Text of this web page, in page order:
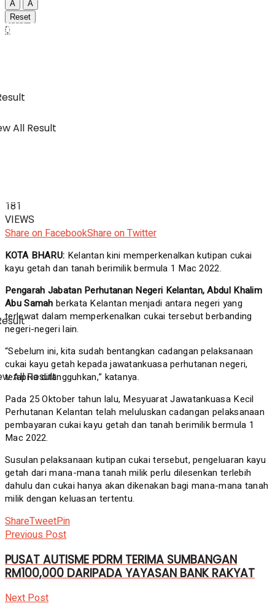
IBC
SWA Digital Malaysia
All Result
SWA Digital Malaysia
All Result
A
A
Reset
0
181
VIEWS
Share on FacebookShare on Twitter
KOTA BHARU: Kelantan kini memperkenalkan kutipan cukai
kayu getah dan tanah berimilik bermula 1 Mac 2022.
Pengarah Jabatan Perhutanan Negeri Kelantan, Abdul Khalim
Abu Samahberkata Kelantan menjadi antara negeri yang
terlewat dalam memperkenalkan cukai tersebut berbanding
negeri-negeri lain.
“Sebelum ini, kita sudah bentangkan cadangan pelaksanaan
cukai kayu getah kepada jawatankuasa perhutanan negeri,
tetapi ia ditangguhkan,” katanya.
Pada 25 Oktober tahun lalu, Mesyuarat Jawatankuasa Kecil
Perhutanan Kelantan telah meluluskan cadangan pelaksanaan
pembayaran cukai kayu getah dan tanah berimilik bermula 1
Mac 2022.
Susulan pelaksanaan kutipan cukai tersebut, pengeluaran kayu
getah dari mana-mana tanah milik perlu dilesenkan terlebih
dahulu dan cukai hanya akan dikenakan bagi mana-mana tanah
milik dengan keluasan tertentu.
ShareTweetPin
Previous Post
PUSAT AUTISME PDRM TERIMA SUMBANGAN
RM100,000 DARIPADA YAYASAN BANK RAKYAT
Next Post